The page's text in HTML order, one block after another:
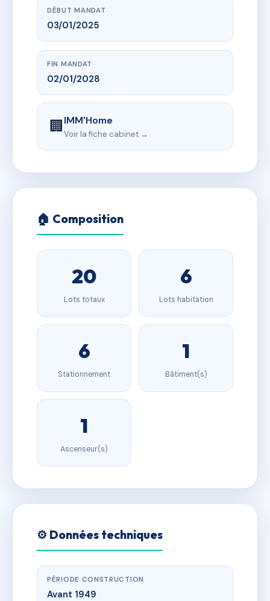
DÉBUT MANDAT
03/01/2025
FIN MANDAT
02/01/2028
🏢IMM'Home
Voir la fiche cabinet →
🏠 Composition
20
Lots totaux
6
Lots habitation
6
Stationnement
1
Bâtiment(s)
1
Ascenseur(s)
⚙️ Données techniques
PÉRIODE CONSTRUCTION
Avant 1949